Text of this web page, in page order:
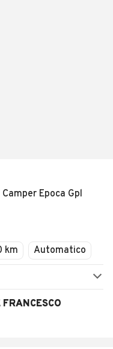
Epoca Gpl
km Automatico